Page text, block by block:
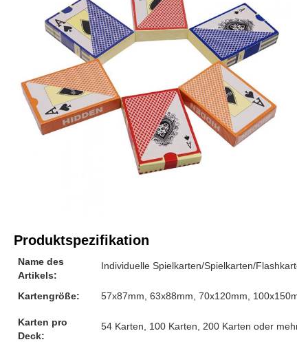
Produktspezifikation
Name des
Artikels:
Individuelle Spielkarten/Spielkarten/
Kartengröße: 57x87mm, 63x88mm, 70x120mm,
Karten pro
Deck:
54 Karten, 100 Karten, 200 Karten oder mehr,